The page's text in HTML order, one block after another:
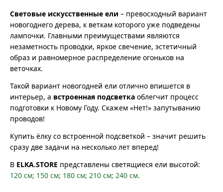
Световые искусственные ели – превосходный вариант
новогоднего дерева, к веткам которого уже подведены
лампочки. Главными преимуществами являются
незаметность проводки, яркое свечение, эстетичный
образ и равномерное распределение огоньков на
веточках.
Такой вариант новогодней ели отлично впишется в
интерьер, а встроенная подсветка облегчит процесс
подготовки к Новому Году. Скажем «Нет!» запутыванию
проводов!
Купить ёлку со встроенной подсветкой – значит решить
сразу две задачи на несколько лет вперед!
В ELKA.STORE представлены светящиеся ели высотой:
120 см; 150 см; 180 см; 210 см; 240 см.